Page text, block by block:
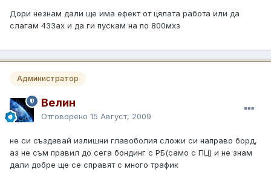
Дори незнам дали ще има ефект от цялата работа или да
слагам 433ах и да ги пускам на по 800мхз
Администратор
Велин
Отговорено 15 Август, 2009
не си създавай излишни главоболия сложи си направо борд,
аз не съм правил до сега бондинг с РБ(само с ПЦ) и не знам
дали добре ще се справят с много трафик